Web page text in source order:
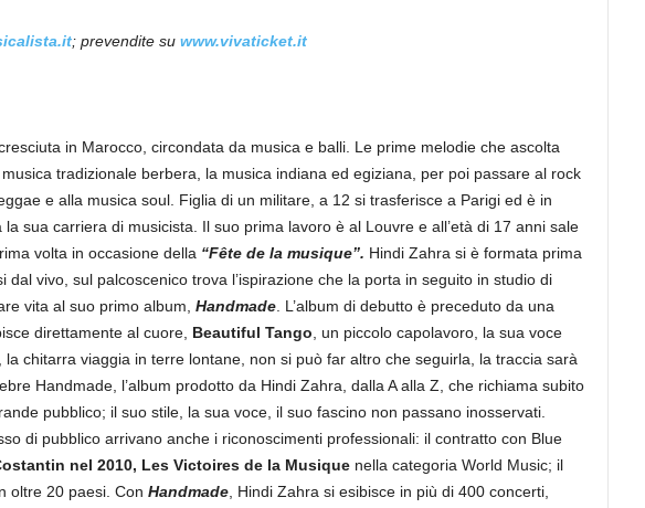
; prevendite su www.vivaticket.it
in Marocco, circondata da musica e balli. Le prime melodie che ascolta
tradizionale berbera, la musica indiana ed egiziana, per poi passare al rock
e alla musica soul. Figlia di un militare, a 12 si trasferisce a Parigi ed è in
la sua carriera di musicista. Il suo prima lavoro è al Louvre e all’età di 17 anni sale
volta in occasione della “Fête de la musique”. Hindi Zahra si è formata prima
dal vivo, sul palcoscenico trova l’ispirazione che la porta in seguito in studio di
vita al suo primo album, Handmade. L’album di debutto è preceduto da una
direttamente al cuore, Beautiful Tango , un piccolo capolavoro, la sua voce
la chitarra viaggia in terre lontane, non si può far altro che seguirla, la traccia sarà
Handmade, l’album prodotto da Hindi Zahra, dalla A alla Z, che richiama subito
pubblico; il suo stile, la sua voce, il suo fascino non passano inosservati.
di pubblico arrivano anche i riconoscimenti professionali: il contratto con Blue
nel 2010, Les Victoires de la Musique nella categoria World Music; il
oltre 20 paesi. Con Handmade, Hindi Zahra si esibisce in più di 400 concerti,